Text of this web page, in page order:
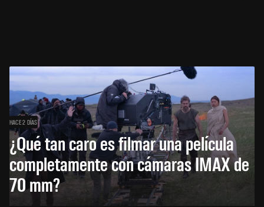
HACE 2 DÍAS
¿Qué tan caro es filmar una película
completamente con cámaras IMAX de
70 mm?